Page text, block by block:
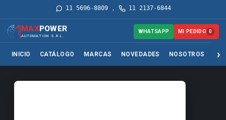
11 5696-8809· 11 2137-6844
MAXPOWER
AUTOMATION S.R.L.
INICIO CATÁLOGO MARCAS NOVEDADES NOSOTROS
WHATSAPP MI PEDIDO 0